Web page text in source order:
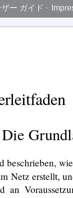
ー ガイド ·
beschrieben,
Netz erstellt,
an